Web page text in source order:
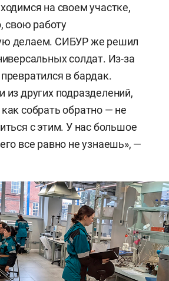
на своем участке,
свою работу
делаем. СИБУР же решил
солдат. Из-за
в бардак.
из других подразделений,
собрать обратно — не
с этим. У нас большое
все равно не узнаешь», —